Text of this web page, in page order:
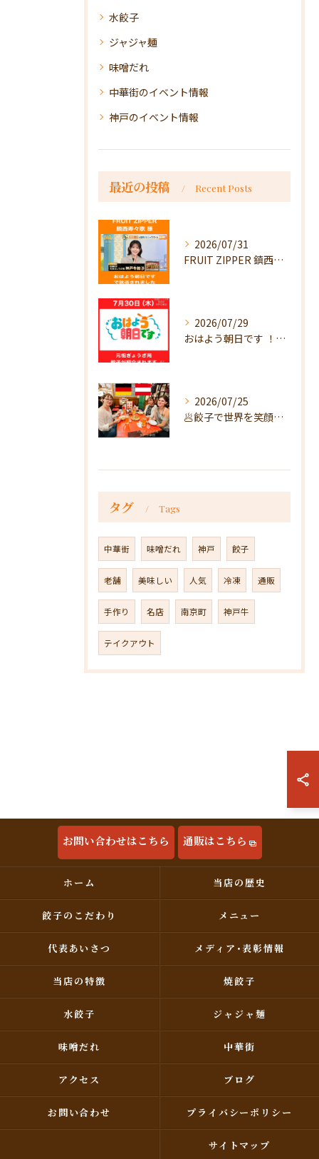
水餃子
ジャジャ麺
味噌だれ
中華街のイベント情報
神戸のイベント情報
最近の投稿 Recent Posts
2026/07/31
FRUIT ZIPPER 鎮西寿々歌様が！
2026/07/29
おはよう朝日です ！で放送
2026/07/25
🥟餃子で世界を笑顔に🥟
タグ Tags
中華街 味噌だれ 神戸 餃子
老舗 美味しい 人気 冷凍 通販
手作り 名店 南京町 神戸牛
テイクアウト
お問い合わせはこちら 通販はこちら
ホーム 当店の歴史
餃子のこだわり メニュー
代表あいさつ メディア･表彰情報
当店の特徴 焼餃子
水餃子 ジャジャ麺
味噌だれ 中華街
アクセス ブログ
お問い合わせ プライバシーポリシー
サイトマップ